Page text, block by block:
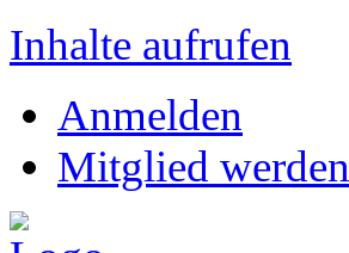
Inhalte aufrufen
Anmelden
Mitglied werden